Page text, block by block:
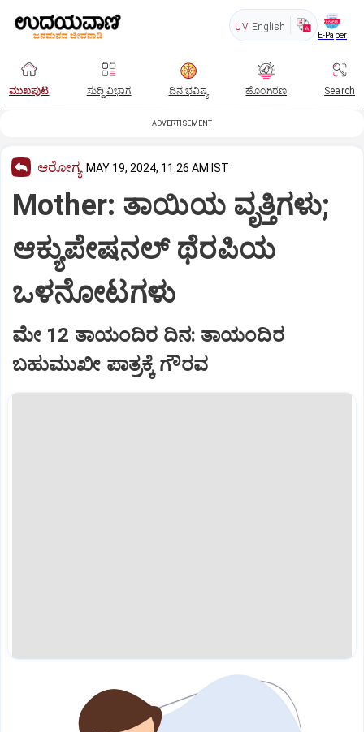
UV English
E-Paper
ಮುಖಪುಟ ಸುದ್ದಿ ವಿಭಾಗ ದಿನ ಭವಿಷ್ಯ ಹೊಂಗಿರಣ Search
ADVERTISEMENT
ಆರೋಗ್ಯ MAY 19, 2024, 11:26 AM IST
Mother: ತಾಯಿಯ ವೃತ್ತಿಗಳು;
ಆಕ್ಯುಪೇಷನಲ್‌ ಥೆರಪಿಯ
ಒಳನೋಟಗಳು
ಮೇ 12 ತಾಯಂದಿರ ದಿನ: ತಾಯಂದಿರ
ಬಹುಮುಖೀ ಪಾತ್ರಕ್ಕೆ ಗೌರವ